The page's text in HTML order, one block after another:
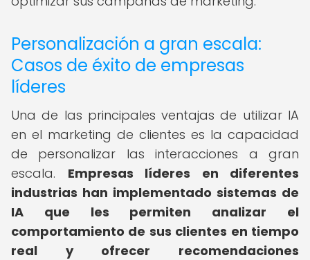
Personalización a gran escala:
Casos de éxito de empresas
líderes
Una de las principales ventajas de utilizar IA
en el marketing de clientes es la capacidad
de personalizar las interacciones a gran
escala. Empresas líderes en diferentes
industrias han implementado sistemas de
IA que les permiten analizar el
comportamiento de sus clientes en tiempo
real y ofrecer recomendaciones